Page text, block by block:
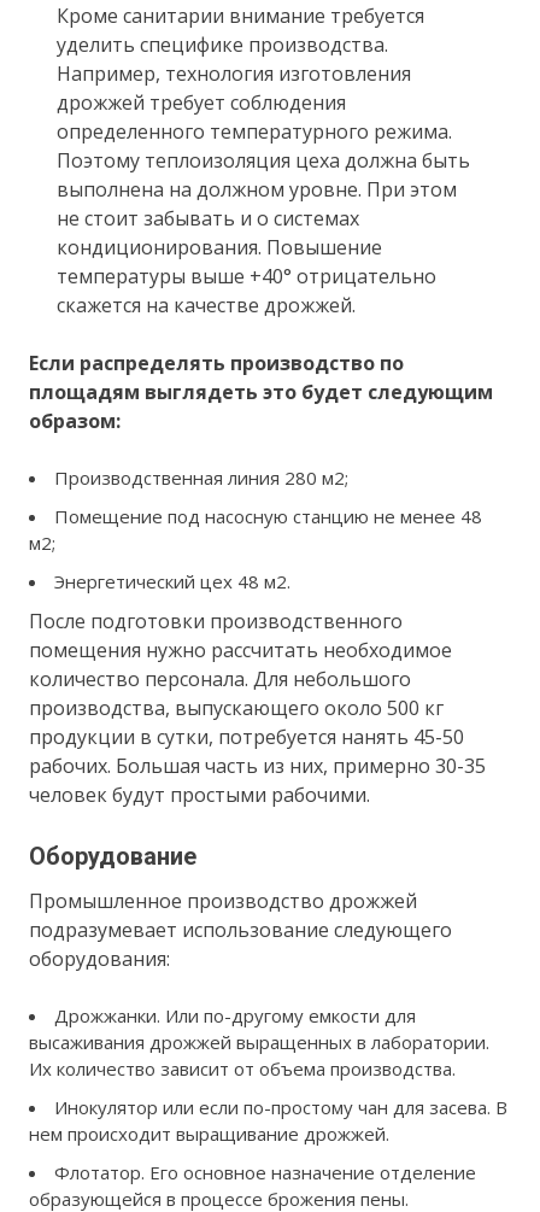
Кроме санитарии внимание требуется
уделить специфике производства.
Например, технология изготовления
дрожжей требует соблюдения
определенного температурного режима.
Поэтому теплоизоляция цеха должна быть
выполнена на должном уровне. При этом
не стоит забывать и о системах
кондиционирования. Повышение
температуры выше +40° отрицательно
скажется на качестве дрожжей.
Если распределять производство по
площадям выглядеть это будет следующим
образом:
Производственная линия 280 м2;
Помещение под насосную станцию не менее 48
м2;
Энергетический цех 48 м2.
После подготовки производственного
помещения нужно рассчитать необходимое
количество персонала. Для небольшого
производства, выпускающего около 500 кг
продукции в сутки, потребуется нанять 45-50
рабочих. Большая часть из них, примерно 30-35
человек будут простыми рабочими.
Оборудование
Промышленное производство дрожжей
подразумевает использование следующего
оборудования:
Дрожжанки. Или по-другому емкости для
высаживания дрожжей выращенных в лаборатории.
Их количество зависит от объема производства.
Инокулятор или если по-простому чан для засева. В
нем происходит выращивание дрожжей.
Флотатор. Его основное назначение отделение
образующейся в процессе брожения пены.